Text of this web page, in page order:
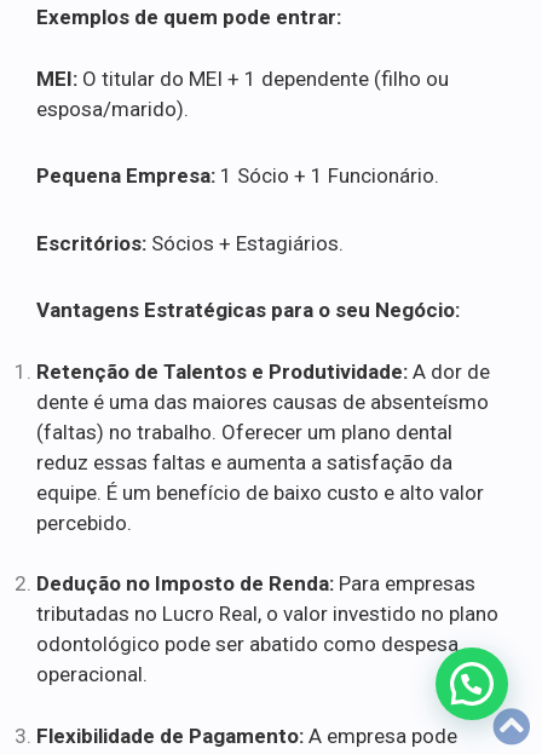
Exemplos de quem pode entrar:
MEI: O titular do MEI + 1 dependente (filho ou
esposa/marido).
Pequena Empresa: 1 Sócio + 1 Funcionário.
Escritórios: Sócios + Estagiários.
Vantagens Estratégicas para o seu Negócio:
Retenção de Talentos e Produtividade: A dor de
dente é uma das maiores causas de absenteísmo
(faltas) no trabalho. Oferecer um plano dental
reduz essas faltas e aumenta a satisfação da
equipe. É um benefício de baixo custo e alto valor
percebido.
Dedução no Imposto de Renda: Para empresas
tributadas no Lucro Real, o valor investido no plano
odontológico pode ser abatido como despesa
operacional.
Flexibilidade de Pagamento: A empresa pode